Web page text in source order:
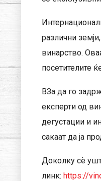
различни
винарство.
посетителите
ВЗа да го
експерти од
дегустации и
сакаат да ја
Доколку сè
линк: https://